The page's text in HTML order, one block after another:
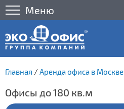
Меню
Главная /Аренда офиса в Москве
Офисы до 180 кв.м